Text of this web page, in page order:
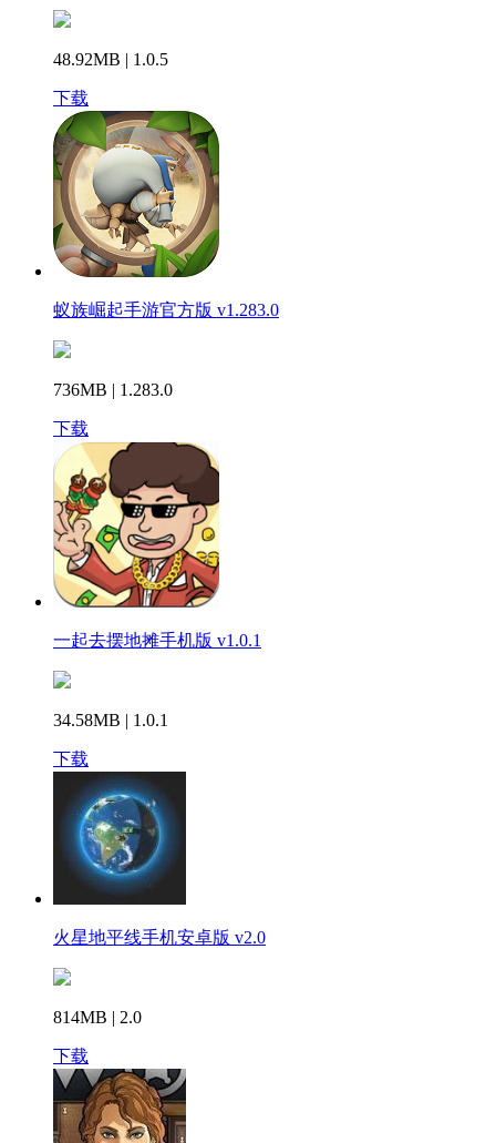
48.92MB | 1.0.5
下载
蚁族崛起手游官方版 v1.283.0
736MB | 1.283.0
下载
一起去摆地摊手机版 v1.0.1
34.58MB | 1.0.1
下载
火星地平线手机安卓版 v2.0
814MB | 2.0
下载